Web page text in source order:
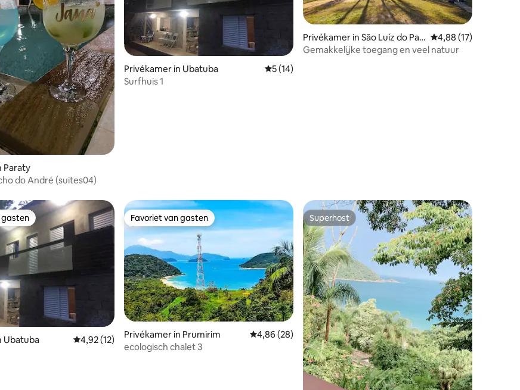
van 5 uit 5, 3 recensies
Paraty
do André (suites04)
Privékamer in Ubatuba Gemiddelde beoordeling van 5 uit 5, 14 recensies
5 (14)
Surfhuis 1
Privékamer in São Luíz do Par
aitinga
Gemiddelde
4,88 (17)
Gemakkelijke toegang en veel natuur
gasten
gasten
Ubatuba Gemiddelde beoordeling van 4,92 uit 5, 12 recensies
4,92 (12)
Favoriet van gasten
Favoriet van gasten
Privékamer in Prumirim Gemiddelde beoordeling van 4,86 uit 5, 28 recensies
4,86 (28)
ecologisch chalet 3
Superhost
Superhost